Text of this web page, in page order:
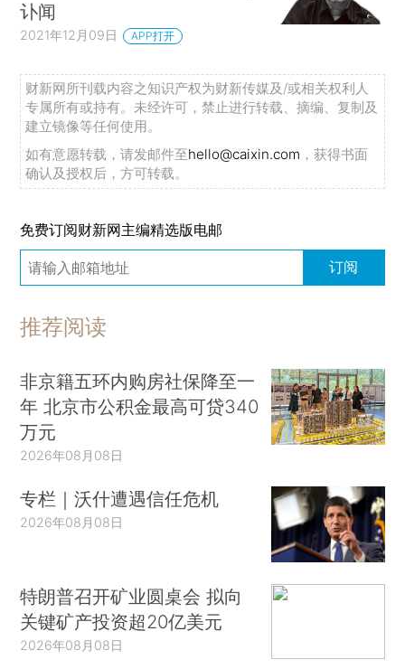
讣闻
2021年12月09日 APP打开
财新网所刊载内容之知识产权为财新传媒及/或相关权利人
专属所有或持有。未经许可，禁止进行转载、摘编、复制及
建立镜像等任何使用。
如有意愿转载，请发邮件至hello@caixin.com ，获得书面
确认及授权后，方可转载。
免费订阅财新网主编精选版电邮
订阅
推荐阅读
非京籍五环内购房社保降至一
年 北京市公积金最高可贷340
万元
2026年08月08日
专栏｜沃什遭遇信任危机
2026年08月08日
特朗普召开矿业圆桌会 拟向
关键矿产投资超20亿美元
2026年08月08日